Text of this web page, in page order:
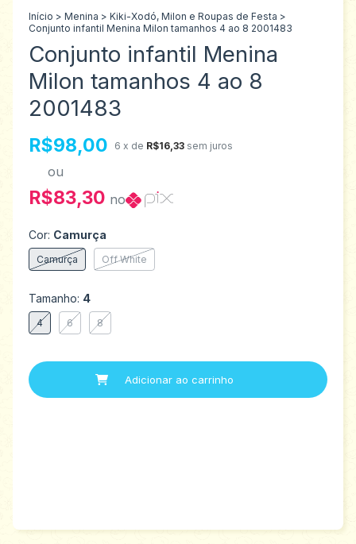
Início > Menina > Kiki-Xodó, Milon e Roupas de Festa >
Conjunto infantil Menina Milon tamanhos 4 ao 8 2001483
Conjunto infantil Menina
Milon tamanhos 4 ao 8
2001483
R$98,00 6 x de R$16,33 sem juros
ou
R$83,30 no
Cor: Camurça
Camurça Off White
Tamanho: 4
4 6 8